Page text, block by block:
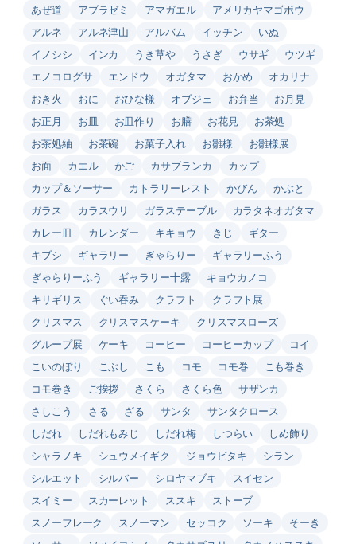
あぜ道
アブラゼミ アマガエル
アメリカヤマゴボウ
アルネ
アルネ津山 アルバム イッチン
いぬ
イノシシ
インカ うき草や うさぎ ウサギ
ウツギ
エノコログサ
エンドウ オガタマ おかめ
オカリナ
おき火
おに おひな様 オブジェ お弁当
お月見
お正月
お皿 お皿作り お膳 お花見
お茶処
お茶処紬
お茶碗 お菓子入れ お雛様
お雛様展
お面
カエル かご カサブランカ
カップ
カップ＆ソーサー
カトラリーレスト かびん
かぶと
ガラス
カラスウリ ガラステーブル
カラタネオガタマ
カレー皿
カレンダー キキョウ きじ
ギター
キブシ
ギャラリー ぎゃらりー
ギャラリーふう
ぎゃらりーふう
ギャラリー十露
キョウカノコ
キリギリス
ぐい吞み クラフト
クラフト展
クリスマス
クリスマスケーキ
クリスマスローズ
グループ展
ケーキ コーヒー コーヒーカップ
コイ
こいのぼり
こぶし こも コモ コモ巻
こも巻き
コモ巻き
ご挨拶 さくら さくら色
サザンカ
さしこう
さる ざる サンタ
サンタクロース
しだれ
しだれもみじ しだれ梅 しつらい
しめ飾り
シャラノキ
シュウメイギク ジョウビタキ
シラン
シルエット
シルバー シロヤマブキ
スイセン
スイミー
スカーレット ススキ
ストーブ
スノーフレーク
スノーマン セッコク ソーキ
そーき